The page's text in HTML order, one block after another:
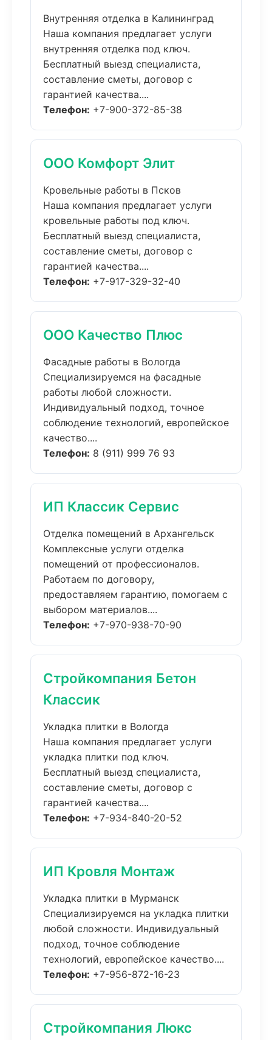
Внутренняя отделка в Калининград
Наша компания предлагает услуги
внутренняя отделка под ключ.
Бесплатный выезд специалиста,
составление сметы, договор с
гарантией качества....
Телефон: +7-900-372-85-38
ООО Комфорт Элит
Кровельные работы в Псков
Наша компания предлагает услуги
кровельные работы под ключ.
Бесплатный выезд специалиста,
составление сметы, договор с
гарантией качества....
Телефон: +7-917-329-32-40
ООО Качество Плюс
Фасадные работы в Вологда
Специализируемся на фасадные
работы любой сложности.
Индивидуальный подход, точное
соблюдение технологий, европейское
качество....
Телефон: 8 (911) 999 76 93
ИП Классик Сервис
Отделка помещений в Архангельск
Комплексные услуги отделка
помещений от профессионалов.
Работаем по договору,
предоставляем гарантию, помогаем с
выбором материалов....
Телефон: +7-970-938-70-90
Стройкомпания Бетон
Классик
Укладка плитки в Вологда
Наша компания предлагает услуги
укладка плитки под ключ.
Бесплатный выезд специалиста,
составление сметы, договор с
гарантией качества....
Телефон: +7-934-840-20-52
ИП Кровля Монтаж
Укладка плитки в Мурманск
Специализируемся на укладка плитки
любой сложности. Индивидуальный
подход, точное соблюдение
технологий, европейское качество....
Телефон: +7-956-872-16-23
Стройкомпания Люкс